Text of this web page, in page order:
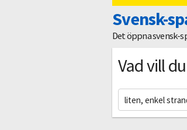
Svensk-
Det öppna svensk-
Vad vill